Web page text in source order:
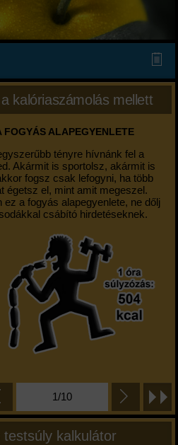
kalóriaszámolás mellett
FOGYÁS ALAPEGYENLETE
tényre hívnánk fel a
Akármit is sportolsz, akármit is
fogsz csak lefogyni, ha több
égetsz el, mint amit megeszel.
ez a fogyás alapegyenlete, ne dőlj
csábító hirdetéseknek.
1/10
testsúly kalkulátor